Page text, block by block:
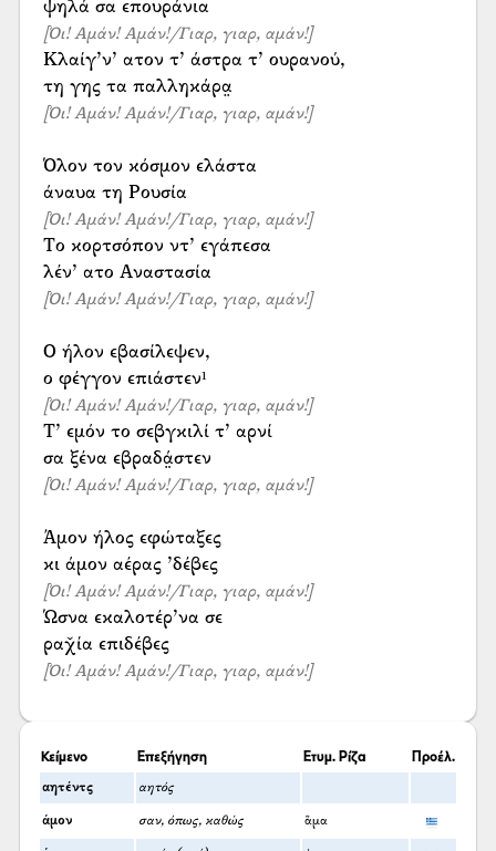
[Όι! Αμάν! Αμάν!/Γιαρ, γιαρ, αμάν!]
Κλαίγ’ν’ ατον τ’ άστρα τ’ ουρανού,
[Όι! Αμάν! Αμάν!/Γιαρ, γιαρ, αμάν!]
Όλον τον κόσμον ελάστα
[Όι! Αμάν! Αμάν!/Γιαρ, γιαρ, αμάν!]
Το κορτσόπον ντ’ εγάπεσα
[Όι! Αμάν! Αμάν!/Γιαρ, γιαρ, αμάν!]
Ο ήλον εβασίλεψεν,
ο φέγγον επιάστεν¹
[Όι! Αμάν! Αμάν!/Γιαρ, γιαρ, αμάν!]
Τ’ εμόν το σεβγκιλί τ’ αρνί
[Όι! Αμάν! Αμάν!/Γιαρ, γιαρ, αμάν!]
Άμον ήλος εφώταξες
κι άμον αέρας ’δέβες
[Όι! Αμάν! Αμάν!/Γιαρ, γιαρ, αμάν!]
Ώσνα εκαλοτέρ’να σε
ραχ̌ία επιδέβες
[Όι! Αμάν! Αμάν!/Γιαρ, γιαρ, αμάν!]
Κείμενο Επεξήγηση Ετυμ. Ρίζα Προέλ.
αητέντς αητός
άμον σαν, όπως, καθώς ἅμα